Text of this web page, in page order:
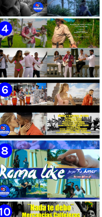
🟢 Pirro | ¨Vuelve a mi¨ |
Videoclip | Música Urbana
Cubana | Artistas Cubanos |
Canción | CUBA
🟡 Tico González - ¨Aunque se
pare la mula¨ - Videoclip -
Dirección: John Meriles -
Roberto C. González
🟡 Ronald & El Karnal de Cuba
- ¨Que bonito es el amor¨ 📺
Videoclip - 🎬 Director: Andros
Barroso